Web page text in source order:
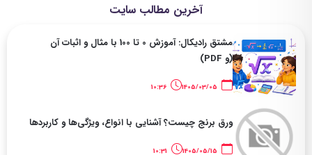
آخرین مطالب سایت
مشتق رادیکال: آموزش 0 تا 100 با مثال و اثبات آن
(و PDF)
10:36
ورق برنج چیست؟ آشنایی با انواع، ویژگی‌ها و کاربردها